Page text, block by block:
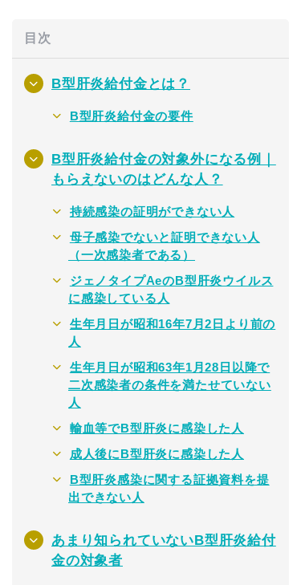
け出してご提案いたします。
目次
B型肝炎給付金とは？
B型肝炎給付金の要件
B型肝炎給付金の対象外になる例｜
もらえないのはどんな人？
持続感染の証明ができない人
母子感染でないと証明できない人
（一次感染者である）
ジェノタイプAeのB型肝炎ウイルス
に感染している人
生年月日が昭和16年7月2日より前の
人
生年月日が昭和63年1月28日以降で
二次感染者の条件を満たせていない
人
輸血等でB型肝炎に感染した人
成人後にB型肝炎に感染した人
B型肝炎感染に関する証拠資料を提
出できない人
あまり知られていないB型肝炎給付
金の対象者